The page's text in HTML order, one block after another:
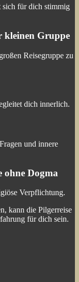
sich für dich stimmig
kleinen Gruppe
Reisegruppe zu
dich innerlich.
und innere
ohne Dogma
Verpflichtung.
kann die Pilgerreise
für dich sein.